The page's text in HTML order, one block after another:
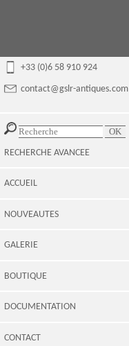
+33 (0)6 58 910 924
contact@gslr-antiques.com
RECHERCHE AVANCEE
ACCUEIL
NOUVEAUTES
GALERIE
BOUTIQUE
DOCUMENTATION
CONTACT